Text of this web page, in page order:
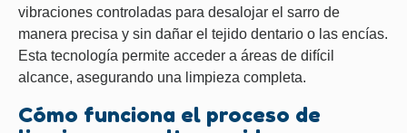
vibraciones controladas para desalojar el sarro de
manera precisa y sin dañar el tejido dentario o las encías.
Esta tecnología permite acceder a áreas de difícil
alcance, asegurando una limpieza completa.
Cómo funciona el proceso de